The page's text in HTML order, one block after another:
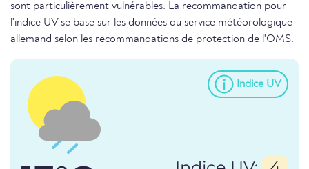
sont particulièrement vulnérables. La recommandation pour
l'indice UV se base sur les données du service météorologique
allemand selon les recommandations de protection de l'OMS.
Indice UV